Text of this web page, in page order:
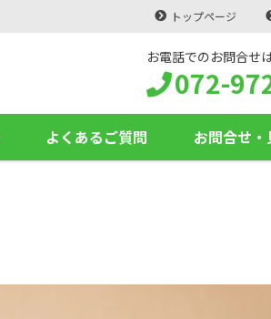
トップページ
お電話でのお問合せ
072-
よくあるご質問 お問合せ